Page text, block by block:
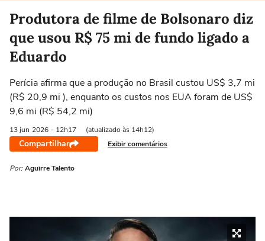
Produtora de filme de Bolsonaro diz
que usou R$ 75 mi de fundo ligado a
Eduardo
Perícia afirma que a produção no Brasil custou US$ 3,7 mi
(R$ 20,9 mi ), enquanto os custos nos EUA foram de US$
9,6 mi (R$ 54,2 mi)
13 jun 2026 - 12h17 (atualizado às 14h12)
Compartilhar Exibir comentários
Por: Aguirre Talento